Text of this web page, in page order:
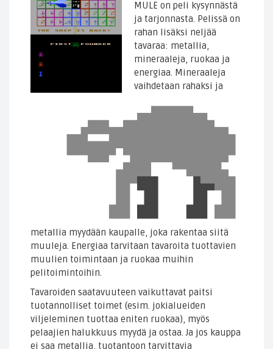
MULE on peli kysynnästä
ja tarjonnasta. Pelissä on
rahan lisäksi neljää
tavaraa: metallia,
mineraaleja, ruokaa ja
energiaa. Mineraaleja
vaihdetaan rahaksi ja
metallia myydään kaupalle, joka rakentaa siitä
muuleja. Energiaa tarvitaan tavaroita tuottavien
muulien toimintaan ja ruokaa muihin
pelitoimintoihin.
Tavaroiden saatavuuteen vaikuttavat paitsi
tuotannolliset toimet (esim. jokialueiden
viljeleminen tuottaa eniten ruokaa), myös
pelaajien halukkuus myydä ja ostaa. Ja jos kauppa
ei saa metallia, tuotantoon tarvittavia